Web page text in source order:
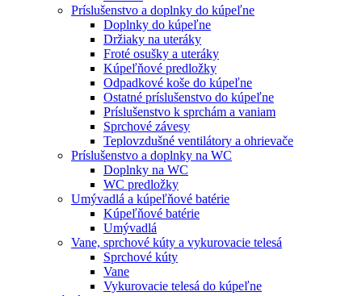
Príslušenstvo a doplnky do kúpeľne
Doplnky do kúpeľne
Držiaky na uteráky
Froté osušky a uteráky
Kúpeľňové predložky
Odpadkové koše do kúpeľne
Ostatné príslušenstvo do kúpeľne
Príslušenstvo k sprchám a vaniam
Sprchové závesy
Teplovzdušné ventilátory a ohrievače
Príslušenstvo a doplnky na WC
Doplnky na WC
WC predložky
Umývadlá a kúpeľňové batérie
Kúpeľňové batérie
Umývadlá
Vane, sprchové kúty a vykurovacie telesá
Sprchové kúty
Vane
Vykurovacie telesá do kúpeľne